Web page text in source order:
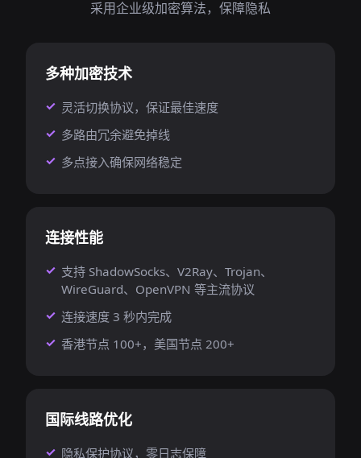
采用企业级加密算法，保障隐私
多种加密技术
灵活切换协议，保证最佳速度
多路由冗余避免掉线
多点接入确保网络稳定
连接性能
支持 ShadowSocks、V2Ray、Trojan、
WireGuard、OpenVPN 等主流协议
连接速度 3 秒内完成
香港节点 100+，美国节点 200+
国际线路优化
隐私保护协议，零日志保障